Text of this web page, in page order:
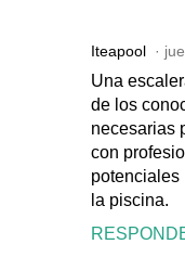
Iteapool
Una
de los
necesarias
con
potenciales
la piscina.